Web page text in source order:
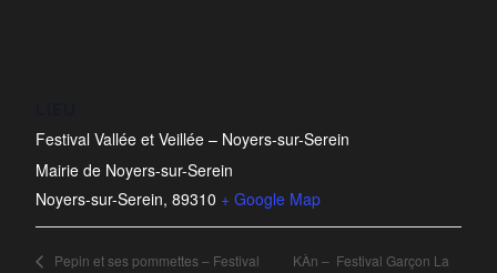
Festival Vallée et Veillée – Noyers-sur-Serein
Mairie de Noyers-sur-Serein
Noyers-sur-Serein, 89310 + Google Map
Pepin et ses pommettes – Festival
KÀn – Festival Garçon La